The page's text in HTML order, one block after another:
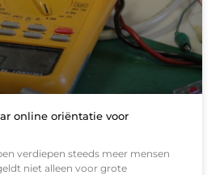
online oriëntatie voor
verdiepen steeds meer mensen
niet alleen voor grote